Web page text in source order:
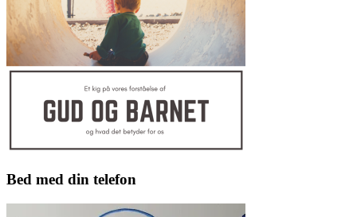
Bed med din telefon